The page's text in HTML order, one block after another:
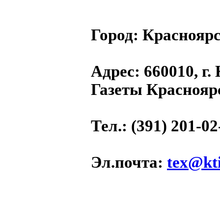
Город:
Адрес: 660010,
Газеты
Тел.: (391) 201-
Эл.почта: